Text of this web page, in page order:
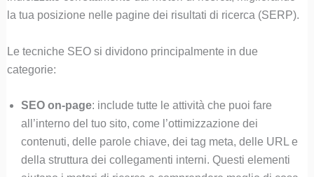
la tua posizione nelle pagine dei risultati di ricerca (SERP).
Le tecniche SEO si dividono principalmente in due
categorie:
SEO on-page: include tutte le attività che puoi fare
all’interno del tuo sito, come l’ottimizzazione dei
contenuti, delle parole chiave, dei tag meta, delle URL e
della struttura dei collegamenti interni. Questi elementi